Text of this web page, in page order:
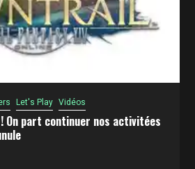
Let's Play Vidéos
! On part continuer nos activitées